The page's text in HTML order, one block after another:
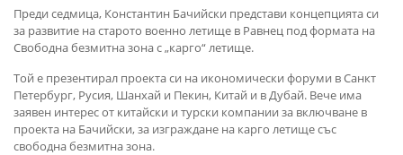
Преди седмица, Константин Бачийски представи концепцията си
за развитие на старото военно летище в Равнец под формата на
Свободна безмитна зона с „карго“ летище.
Той е презентирал проекта си на икономически форуми в Санкт
Петербург, Русия, Шанхай и Пекин, Китай и в Дубай. Вече има
заявен интерес от китайски и турски компании за включване в
проекта на Бачийски, за изграждане на карго летище със
свободна безмитна зона.